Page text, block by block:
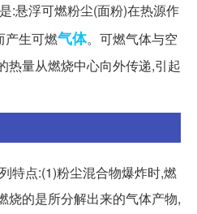
:悬浮可燃粉尘(面粉)在热源作
产生可燃气体。可燃气体与空
热量从燃烧中心向外传递,引起
特点:(1)粉尘混合物爆炸时,燃
烧的是所分解出来的气体产物,